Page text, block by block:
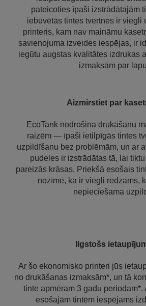
pateicoties īpaši izstrādātajām
iebūvētās tintes tvertnes ir viegli
printeris, kam nav maināmu
savienojuma izveides iespējas, ir
iegūtu augstas kvalitātes izdrukas
izmaksām par
Aizmirstiet par
EcoTank nodrošina drukāšanu
raizēm — īpaši ietilpīgās tintes
uzpildīšanu bez problēmām, un ar
pudeles ir izstrādātas tā, lai
pareizās krāsas. Priekšā esošais
nozīmē, ka ir viegli redzams,
nepieciešama
Ilgstošs
Ar šo ekonomisko printeri jūs
no drukāšanas izmaksām*, un tā
tinte apmēram 3 gadu periodam*.
esošajām tintēm iespējams